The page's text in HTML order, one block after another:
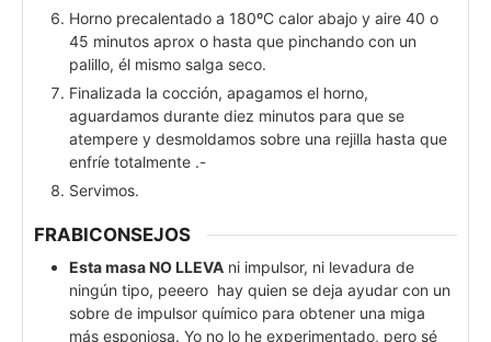
Horno precalentado a 180ºC calor abajo y aire 40 o
45 minutos aprox o hasta que pinchando con un
palillo, él mismo salga seco.
Finalizada la cocción, apagamos el horno,
aguardamos durante diez minutos para que se
atempere y desmoldamos sobre una rejilla hasta que
enfríe totalmente .-
Servimos.
FRABICONSEJOS
Esta masa NO LLEVA ni impulsor, ni levadura de
ningún tipo, peeero hay quien se deja ayudar con un
sobre de impulsor químico para obtener una miga
más esponjosa. Yo no lo he experimentado, pero sé